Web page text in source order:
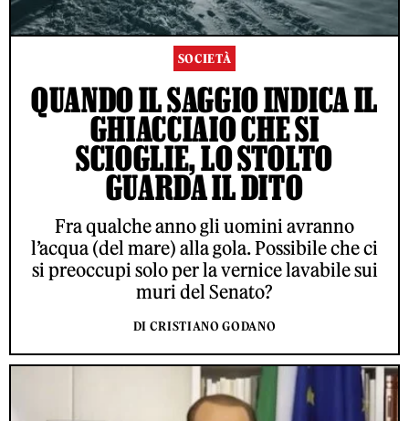
SOCIETÀ
QUANDO IL SAGGIO INDICA IL
GHIACCIAIO CHE SI
SCIOGLIE, LO STOLTO
GUARDA IL DITO
Fra qualche anno gli uomini avranno
l’acqua (del mare) alla gola. Possibile che ci
si preoccupi solo per la vernice lavabile sui
muri del Senato?
DI CRISTIANO GODANO